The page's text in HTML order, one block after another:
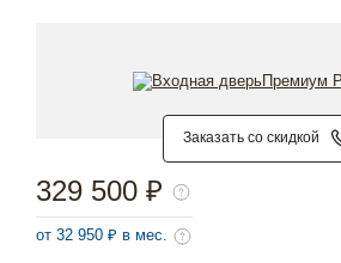
Заказать со скидкой
329 500 ₽
от 32 950 ₽ в мес.